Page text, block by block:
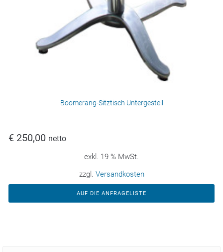
Boomerang-Sitztisch Untergestell
€ 250,00 netto
exkl. 19 % MwSt.
zzgl. Versandkosten
AUF DIE ANFRAGELISTE